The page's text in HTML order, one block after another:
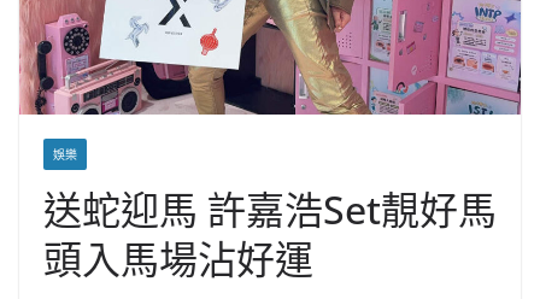
娛樂
送蛇迎馬 許嘉浩Set靚好馬
頭入馬場沾好運